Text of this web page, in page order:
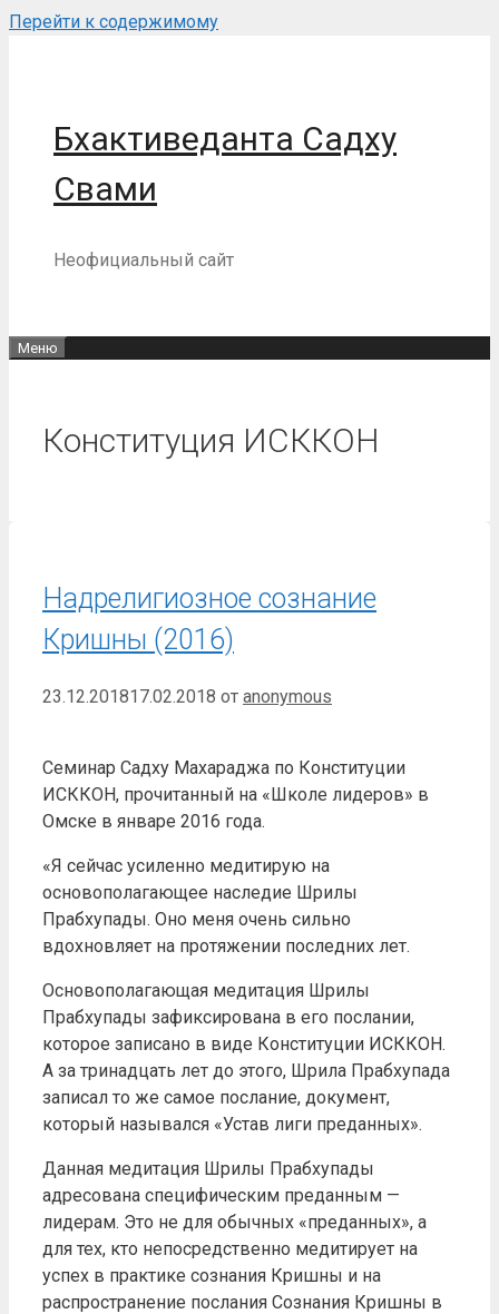
Перейти к содержимому
Бхактиведанта Садху
Свами
Неофициальный сайт
Меню
Конституция ИСККОН
Надрелигиозное сознание
Кришны (2016)
23.12.201817.02.2018 от anonymous
Семинар Садху Махараджа по Конституции
ИСККОН, прочитанный на «Школе лидеров» в
Омске в январе 2016 года.
«Я сейчас усиленно медитирую на
основополагающее наследие Шрилы
Прабхупады. Оно меня очень сильно
вдохновляет на протяжении последних лет.
Основополагающая медитация Шрилы
Прабхупады зафиксирована в его послании,
которое записано в виде Конституции ИСККОН.
А за тринадцать лет до этого, Шрила Прабхупада
записал то же самое послание, документ,
который назывался «Устав лиги преданных».
Данная медитация Шрилы Прабхупады
адресована специфическим преданным —
лидерам. Это не для обычных «преданных», а
для тех, кто непосредственно медитирует на
успех в практике сознания Кришны и на
распространение послания Сознания Кришны в